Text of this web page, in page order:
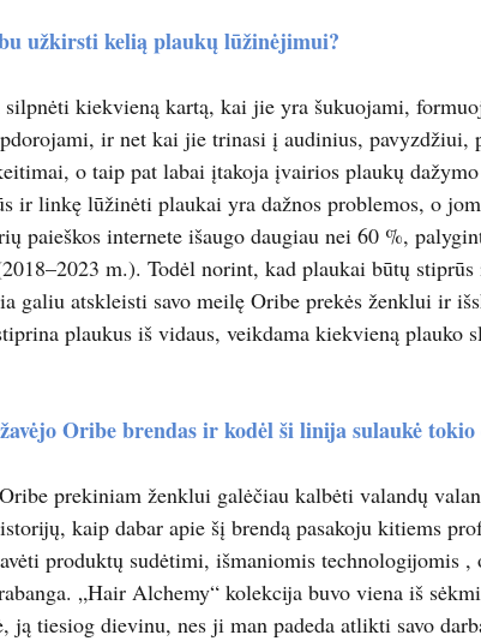
užkirsti kelią plaukų lūžinėjimui?
kiekvieną kartą, kai jie yra šukuojami,
ir net kai jie trinasi į audinius, pavyzdžiui,
o taip pat labai įtakoja įvairios plaukų
ir linkę lūžinėti plaukai yra dažnos problemos, o
paieškos internete išaugo daugiau nei 60 %,
m.). Todėl norint, kad plaukai būtų
galiu atskleisti savo meilę Oribe prekės ženklui ir
plaukus iš vidaus, veikdama kiekvieną plauko
Oribe brendas ir kodėl ši linija sulaukė
prekiniam ženklui galėčiau kalbėti valandų
kaip dabar apie šį brendą pasakoju kitiems
produktų sudėtimi, išmaniomis technologijomis
„Hair Alchemy“ kolekcija buvo viena iš
ją tiesiog dievinu, nes ji man padeda atlikti savo